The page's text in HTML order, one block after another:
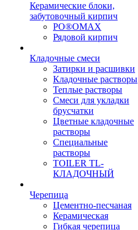
Керамические блоки,
забутовочный кирпич
PO®OMAX
Рядовой кирпич
Кладочные смеси
Затирки и расшивки
Кладочные растворы
Теплые растворы
Смеси для укладки
брусчатки
Цветные кладочные
растворы
Специальные
растворы
TOILER TL-
КЛАДОЧНЫЙ
Черепица
Цементно-песчаная
Керамическая
Гибкая черепица